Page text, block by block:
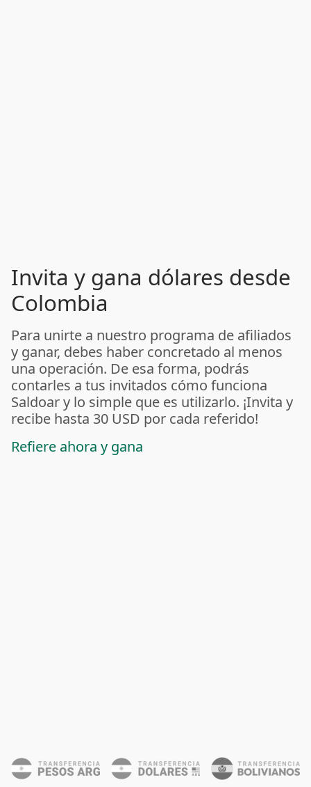
Invita y gana dólares desde
Colombia
Para unirte a nuestro programa de afiliados
y ganar, debes haber concretado al menos
una operación. De esa forma, podrás
contarles a tus invitados cómo funciona
Saldoar y lo simple que es utilizarlo. ¡Invita y
recibe hasta 30 USD por cada referido!
Refiere ahora y gana